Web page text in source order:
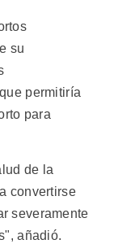
su
permitiría
para
de la
convertirse
severamente
añadió.